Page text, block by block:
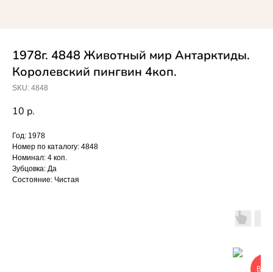
1978г. 4848 Животный мир Антарктиды.
Королевский пингвин 4коп.
SKU: 4848
10 р.
Год: 1978
Номер по каталогу: 4848
Номинал: 4 коп.
Зубцовка: Да
Состояние: Чистая